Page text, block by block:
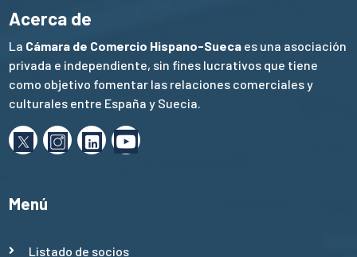
Acerca de
La Cámara de Comercio Hispano-Sueca es una asociación
privada e independiente, sin fines lucrativos que tiene
como objetivo fomentar las relaciones comerciales y
culturales entre España y Suecia.
Menú
Listado de socios